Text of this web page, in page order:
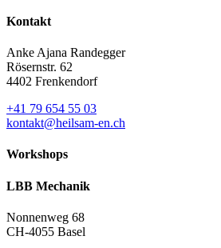
Kontakt
Anke Ajana Randegger
Rösernstr. 62
4402 Frenkendorf
+41 79 654 55 03
kontakt@heilsam-en.ch
Workshops
LBB Mechanik
Nonnenweg 68
CH-4055 Basel